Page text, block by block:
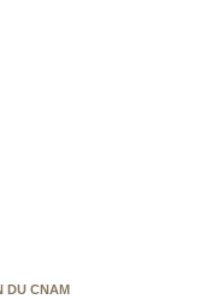
DU CNAM